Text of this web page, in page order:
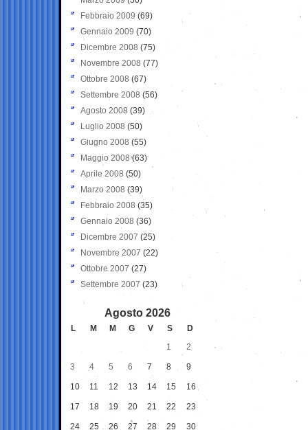
Febbraio 2009 (69)
Gennaio 2009 (70)
Dicembre 2008 (75)
Novembre 2008 (77)
Ottobre 2008 (67)
Settembre 2008 (56)
Agosto 2008 (39)
Luglio 2008 (50)
Giugno 2008 (55)
Maggio 2008(63)
Aprile 2008 (50)
Marzo 2008 (39)
Febbraio 2008 (35)
Gennaio 2008 (36)
Dicembre 2007 (25)
Novembre 2007 (22)
Ottobre 2007 (27)
Settembre 2007 (23)
Agosto 2026
L M M G V S
D
1
2
3 4 5 6 7 8 9
10 11 12 13 14 15 16
17 18 19 20 21 22 23
24 25 26 27 28 29 30